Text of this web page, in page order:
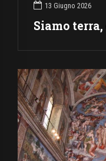
13 Giugno 2026
Siamo